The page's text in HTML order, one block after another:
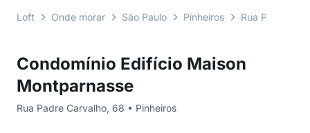
Condomínio Edifício Maison
Montparnasse
Rua Padre Carvalho, 68 • Pinheiros
Loft Onde morar São Paulo Pinheiros Rua Padre